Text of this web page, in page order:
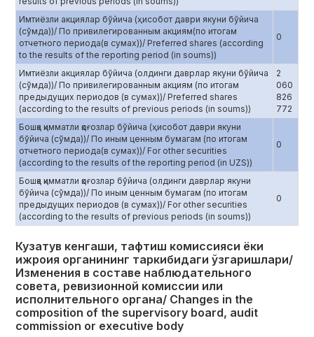
Имтиёзли акциялар бўйича (ҳисобот даври якуни бўйича
(сўмда))/ По привилегированным акциям(по итогам
отчетного периода(в сумах))/ Preferred shares (according
to the results of the reporting period (in soums))
0
Имтиёзли акциялар бўйича (олдинги даврлар якуни бўйича
(сўмда))/ По привилегированным акциям (по итогам
предыдущих периодов (в сумах))/ Preferred shares
(according to the results of previous periods (in soums))
2
060
826
772
Бошқа қимматли қоғозлар бўйича (ҳисобот даври якуни
бўйича (сўмда))/ По иным ценным бумагам (по итогам
отчетного периода(в сумах))/ For other securities
(according to the results of the reporting period (in UZS))
0
Бошқа қимматли қоғозлар бўйича (олдинги даврлар якуни
бўйича (сўмда))/ По иным ценным бумагам (по итогам
предыдущих периодов (в сумах))/ For other securities
(according to the results of previous periods (in soums))
0
Кузатув кенгаши, тафтиш комиссияси ёки
ижроия органининг таркибидаги ўзгаришлари/
Изменения в составе наблюдательного
совета, ревизионной комиссии или
исполнительного органа/ Сhanges in the
composition of the supervisory board, audit
commission or executive body